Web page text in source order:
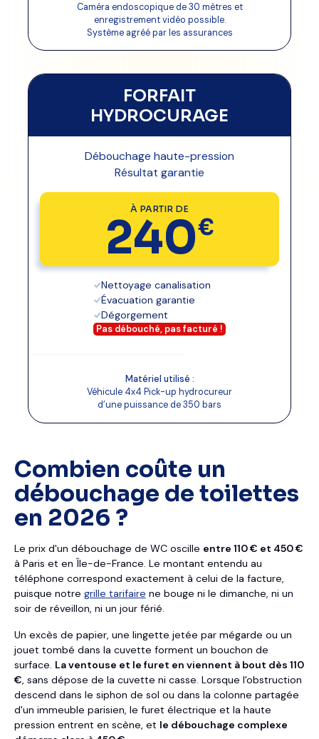
Caméra endoscopique de 30 mètres et
enregistrement vidéo possible.
Système agréé par les assurances
FORFAIT
HYDROCURAGE
Débouchage haute-pression
Résultat garantie
À PARTIR DE
240€
Nettoyage canalisation
Évacuation garantie
Dégorgement
Pas débouché, pas facturé !
Matériel utilisé :
Véhicule 4x4 Pick-up hydrocureur
d’une puissance de 350 bars
Combien coûte un
débouchage de toilettes
en 2026 ?
Le prix d'un débouchage de WC oscille entre 110 € et 450 €
à Paris et en Île-de-France. Le montant entendu au
téléphone correspond exactement à celui de la facture,
puisque notre grille tarifaire ne bouge ni le dimanche, ni un
soir de réveillon, ni un jour férié.
Un excès de papier, une lingette jetée par mégarde ou un
jouet tombé dans la cuvette forment un bouchon de
surface. La ventouse et le furet en viennent à bout dès 110
€, sans dépose de la cuvette ni casse. Lorsque l'obstruction
descend dans le siphon de sol ou dans la colonne partagée
d'un immeuble parisien, le furet électrique et la haute
pression entrent en scène, et le débouchage complexe